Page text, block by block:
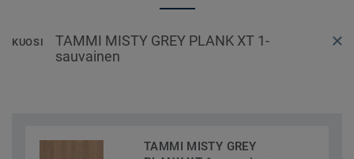
KUOSI
TAMMI MISTY GREY PLANK XT 1-
sauvainen
TAMMI MISTY GREY